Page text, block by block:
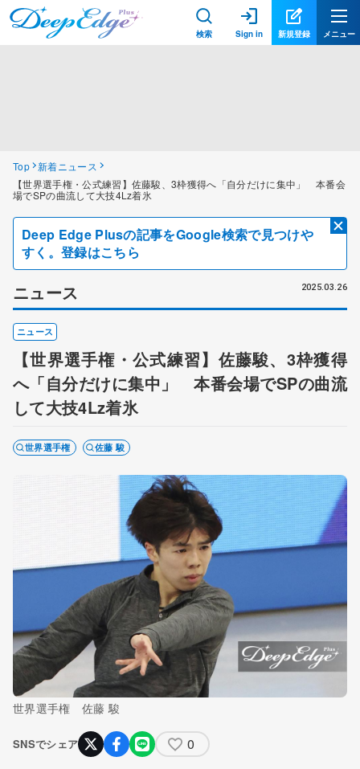
検索 Sign in 新規登録 メニュー
Top 新着ニュース
【世界選手権・公式練習】佐藤駿、3枠獲得へ「自分だけに集中」 本番会
場でSPの曲流して大技4Lz着氷
Deep Edge Plusの記事をGoogle検索で見つけや
すく。登録はこちら
ニュース 2025.03.26
ニュース
【世界選手権・公式練習】佐藤駿、3枠獲得
へ「自分だけに集中」 本番会場でSPの曲流
して大技4Lz着氷
世界選手権 佐藤 駿
世界選手権 佐藤 駿
SNSでシェア 0